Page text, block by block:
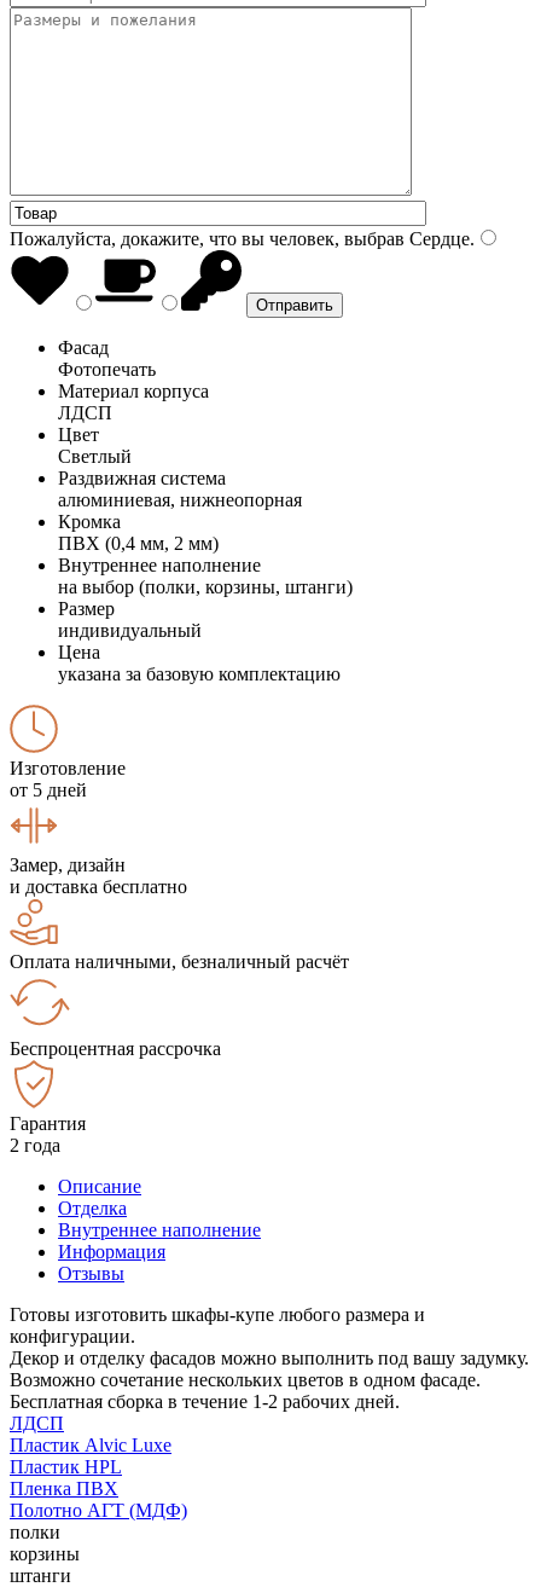
Пожалуйста, докажите, что вы человек, выбрав Сердце.
Фасад
Фотопечать
Материал корпуса
ЛДСП
Цвет
Светлый
Раздвижная система
алюминиевая, нижнеопорная
Кромка
ПВХ (0,4 мм, 2 мм)
Внутреннее наполнение
на выбор (полки, корзины, штанги)
Размер
индивидуальный
Цена
указана за базовую комплектацию
Изготовление
от 5 дней
Замер, дизайн
и доставка бесплатно
Оплата наличными, безналичный расчёт
Беспроцентная рассрочка
Гарантия
2 года
Описание
Отделка
Внутреннее наполнение
Информация
Отзывы
Готовы изготовить шкафы-купе любого размера и
конфигурации.
Декор и отделку фасадов можно выполнить под вашу задумку.
Возможно сочетание нескольких цветов в одном фасаде.
Бесплатная сборка в течение 1-2 рабочих дней.
ЛДСП
Пластик Alvic Luxe
Пластик HPL
Пленка ПВХ
Полотно АГТ (МДФ)
полки
корзины
штанги